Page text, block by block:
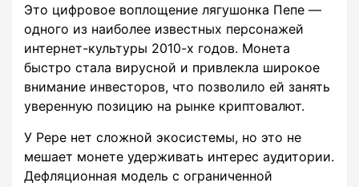
Это цифровое воплощение лягушонка Пепе —
одного из наиболее известных персонажей
интернет-культуры 2010-х годов. Монета
быстро стала вирусной и привлекла широкое
внимание инвесторов, что позволило ей занять
уверенную позицию на рынке криптовалют.
У Pepe нет сложной экосистемы, но это не
мешает монете удерживать интерес аудитории.
Дефляционная модель с ограниченной